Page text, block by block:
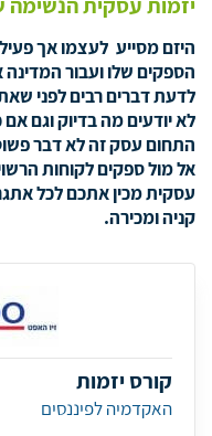
היזם מסייע לעצמו אך
הספקים שלו ועבור
לדעת דברים רבים לפני
לא יודעים מה בדיוק וגם
התחום עסק זה לא דבר
אל מול ספקים לקוחות
עסקית מכין אתכם לכל
קניה ומכירה.
קורס יזמות
האקדמיה לפיננסים